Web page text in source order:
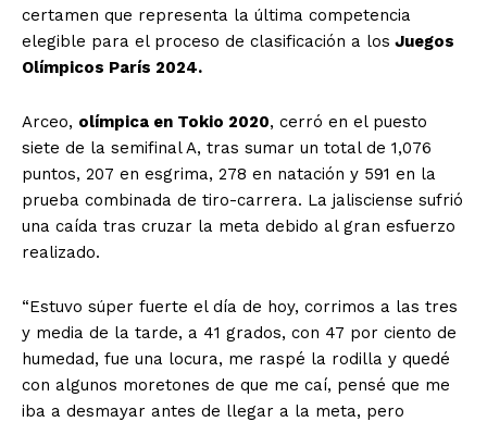
El Suplemento
certamen que representa la última competencia
elegible para el proceso de clasificación a los Juegos
Olímpicos París 2024.
Arceo, olímpica en Tokio 2020, cerró en el puesto
siete de la semifinal A, tras sumar un total de 1,076
puntos, 207 en esgrima, 278 en natación y 591 en la
prueba combinada de tiro-carrera. La jalisciense sufrió
una caída tras cruzar la meta debido al gran esfuerzo
realizado.
“Estuvo súper fuerte el día de hoy, corrimos a las tres
y media de la tarde, a 41 grados, con 47 por ciento de
humedad, fue una locura, me raspé la rodilla y quedé
con algunos moretones de que me caí, pensé que me
iba a desmayar antes de llegar a la meta, pero